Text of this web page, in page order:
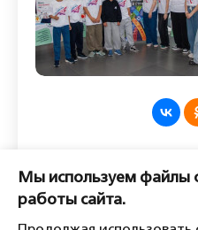
Пожалуйста,
комментировать.
Мы используем файлы
работы сайта.